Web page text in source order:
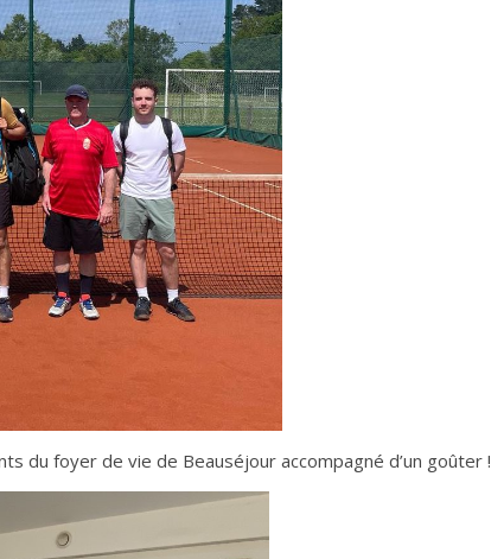
du foyer de vie de Beauséjour accompagné d’un goûter !